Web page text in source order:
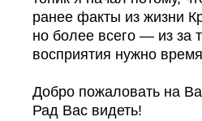
ранее факты из жизни
но более всего — из за
восприятия нужно
Добро пожаловать на
Рад Вас видеть!